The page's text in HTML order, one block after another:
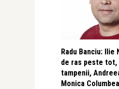
Radu Banciu:
de ras peste tot,
tampenii,
Monica